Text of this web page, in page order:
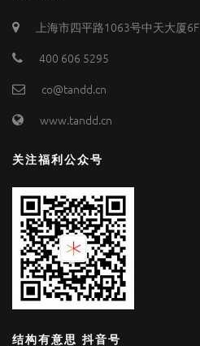
上海市四平路1063号中天大厦6F
400 606 5295
co@tandd.cn
www.tandd.cn
关注福利公众号
结构有意思 抖音号